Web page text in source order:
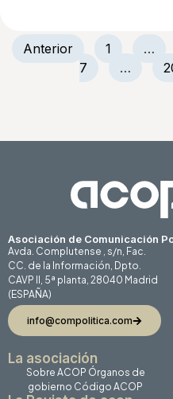
Anterior 1 …
7
…
Asociación de Comunicación
Avda. Complutense , s/n, Fac.
CC. de la Información, Dpto.
CAVP II, 5ª planta, 28040 Madrid
(ESPAÑA)
info@compolitica.com
La asociación
Sobre ACOP Órganos de
gobierno Código ACOP